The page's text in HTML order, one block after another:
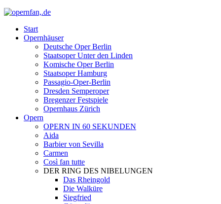
Start
Opernhäuser
Deutsche Oper Berlin
Staatsoper Unter den Linden
Komische Oper Berlin
Staatsoper Hamburg
Passagio-Oper-Berlin
Dresden Semperoper
Bregenzer Festspiele
Opernhaus Zürich
Opern
OPERN IN 60 SEKUNDEN
Aida
Barbier von Sevilla
Carmen
Così fan tutte
DER RING DES NIBELUNGEN
Das Rheingold
Die Walküre
Siegfried